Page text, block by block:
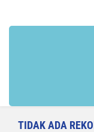
TIDAK ADA